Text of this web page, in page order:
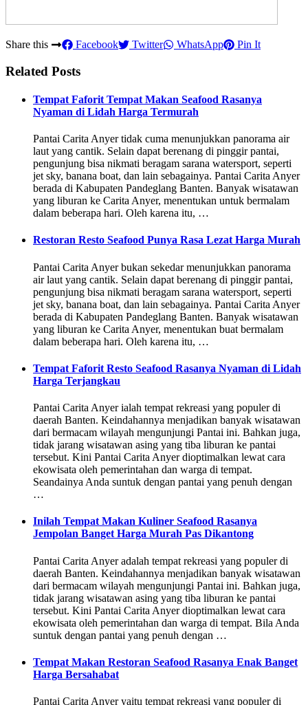
Share this Facebook Twitter WhatsApp Pin It
Related Posts
Tempat Faforit Tempat Makan Seafood Rasanya
Nyaman di Lidah Harga Termurah
Pantai Carita Anyer tidak cuma menunjukkan panorama air
laut yang cantik. Selain dapat berenang di pinggir pantai,
pengunjung bisa nikmati beragam sarana watersport, seperti
jet sky, banana boat, dan lain sebagainya. Pantai Carita Anyer
berada di Kabupaten Pandeglang Banten. Banyak wisatawan
yang liburan ke Carita Anyer, menentukan untuk bermalam
dalam beberapa hari. Oleh karena itu, …
Restoran Resto Seafood Punya Rasa Lezat Harga Murah
Pantai Carita Anyer bukan sekedar menunjukkan panorama
air laut yang cantik. Selain dapat berenang di pinggir pantai,
pengunjung bisa nikmati beragam sarana watersport, seperti
jet sky, banana boat, dan lain sebagainya. Pantai Carita Anyer
berada di Kabupaten Pandeglang Banten. Banyak wisatawan
yang liburan ke Carita Anyer, menentukan buat bermalam
dalam beberapa hari. Oleh karena itu, …
Tempat Faforit Resto Seafood Rasanya Nyaman di Lidah
Harga Terjangkau
Pantai Carita Anyer ialah tempat rekreasi yang populer di
daerah Banten. Keindahannya menjadikan banyak wisatawan
dari bermacam wilayah mengunjungi Pantai ini. Bahkan juga,
tidak jarang wisatawan asing yang tiba liburan ke pantai
tersebut. Kini Pantai Carita Anyer dioptimalkan lewat cara
ekowisata oleh pemerintahan dan warga di tempat.
Seandainya Anda suntuk dengan pantai yang penuh dengan
…
Inilah Tempat Makan Kuliner Seafood Rasanya
Jempolan Banget Harga Murah Pas Dikantong
Pantai Carita Anyer adalah tempat rekreasi yang populer di
daerah Banten. Keindahannya menjadikan banyak wisatawan
dari bermacam wilayah mengunjungi Pantai ini. Bahkan juga,
tidak jarang wisatawan asing yang tiba liburan ke pantai
tersebut. Kini Pantai Carita Anyer dioptimalkan lewat cara
ekowisata oleh pemerintahan dan warga di tempat. Bila Anda
suntuk dengan pantai yang penuh dengan …
Tempat Makan Restoran Seafood Rasanya Enak Banget
Harga Bersahabat
Pantai Carita Anyer yaitu tempat rekreasi yang populer di